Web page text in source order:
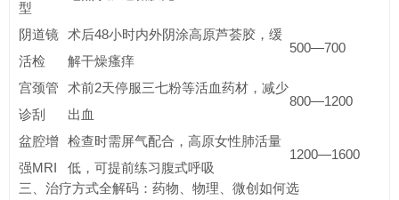
型
阴道镜
活检
术后48小时内外阴涂高原芦荟胶，缓
解干燥瘙痒
500—700
宫颈管
诊刮
术前2天停服三七粉等活血药材，减少
出血
800—1200
盆腔增
强MRI
检查时需屏气配合，高原女性肺活量
低，可提前练习腹式呼吸
1200—1600
三、治疗方式全解码：药物、物理、微创如何选